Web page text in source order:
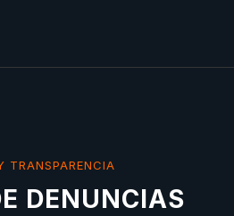
TRANSPARENCIA
DENUNCIAS